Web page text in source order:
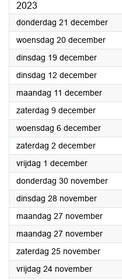
2023
donderdag 21 december2023
woensdag 20 december2023
dinsdag 19 december2023
dinsdag 12 december2023
maandag 11 december2023
zaterdag 9 december2023
woensdag 6 december2023
zaterdag 2 december2023
vrijdag 1 december2023
donderdag 30 november2023
dinsdag 28 november2023
maandag 27 november2023
maandag 27 november2023
zaterdag 25 november2023
vrijdag 24 november2023